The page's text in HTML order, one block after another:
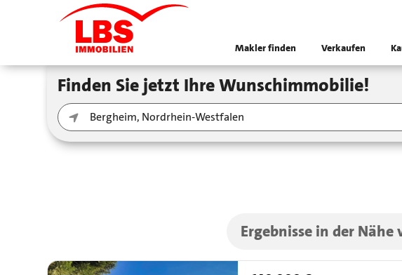
Makler finden Verkaufen
Finden Sie jetzt Ihre Wunschimmobilie!
Ergebnisse in der Nähe